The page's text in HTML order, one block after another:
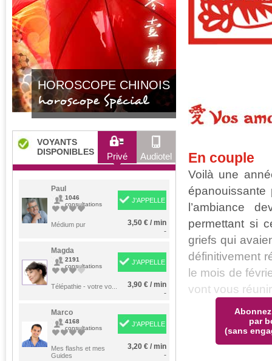
HOROSCOPE CHINOIS
horoscope Spécial
VOYANTS
DISPONIBLES
Privé Audiotel
Paul
1046
consultations
Médium pur
J'APPELLE
3,50 € / min
-
Magda
2191
consultations
Télépathie - votre vo...
J'APPELLE
3,90 € / min
-
Marco
4168
consultations
Mes flashs et mes
Guides
J'APPELLE
3,20 € / min
-
En couple
Voilà une
l’ambiance
permettant si
griefs qui
définitivement
le mois de
vont vous réunir
par
(sans